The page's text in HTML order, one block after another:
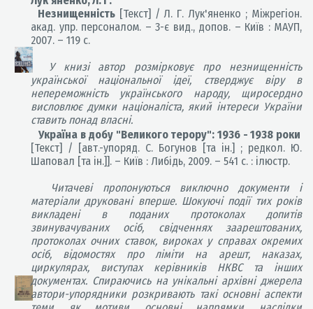
Незнищенність[Текст] / Л. Г. Лук'яненко ; Міжрегіон.
акад. упр. персоналом. – 3-є вид., допов. – Київ : МАУП,
2007. – 119 с.
У книзі автор розмірковує про незнищенність
української національної ідеї, стверджує віру в
непереможність українського народу, щиросердно
висловлює думки націоналіста, який інтереси України
ставить понад власні.
Україна в добу "Великого терору": 1936 - 1938 роки
[Текст] / [авт.-упоряд. С. Богунов [та ін.] ; редкол. Ю.
Шаповал [та ін.]]. – Київ : Либідь, 2009. – 541 с. : ілюстр.
Читачеві пропонуються виключно документи і
матеріали друковані вперше. Шокуючі події тих років
викладені в поданих протоколах допитів
звинувачуваних осіб, свідченнях заарештованих,
протоколах очних ставок, вироках у справах окремих
осіб, відомостях про ліміти на арешт, наказах,
циркулярах, виступах керівників НКВС та інших
документах. Спираючись на унікальні архівні джерела
автори-упорядники розкривають такі основні аспекти